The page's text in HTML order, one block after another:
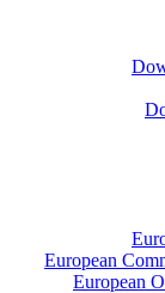
European
European